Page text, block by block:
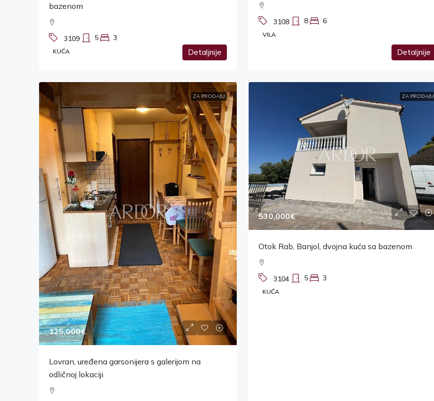
bazenom
3109 5 3
KUĆA Detaljnije
3108 8 6
VILA
Detaljnije
ZA PRODAJU
125,000€
Lovran, uređena garsonijera s galerijom na
odličnoj lokaciji
ZA PRODAJU
530,000€
Otok Rab, Banjol, dvojna kuća sa bazenom
3104 5 3
KUĆA